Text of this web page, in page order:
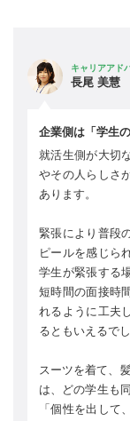
キャリアアド
長尾 美慧
企業側は「学生
就活生側が大切
やその人らしさ
あります。
緊張により普段
ピールを感じら
学生が緊張する
短時間の面接時
れるように工夫
るともいえるでし
スーツを着て、
は、どの学生も
「個性を出して